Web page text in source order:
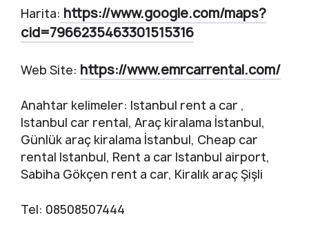
Harita: https://www.google.com/maps?
cid=7966235463301515316
Web Site: https://www.emrcarrental.com/
Anahtar kelimeler: Istanbul rent a car ,
Istanbul car rental, Araç kiralama İstanbul,
Günlük araç kiralama İstanbul, Cheap car
rental Istanbul, Rent a car Istanbul airport,
Sabiha Gökçen rent a car, Kiralık araç Şişli
Tel: 08508507444